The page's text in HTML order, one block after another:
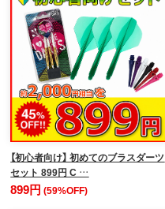
【初心者向け】 初めてのブラスダーツ
セット 899円 C …
899円(59%OFF)